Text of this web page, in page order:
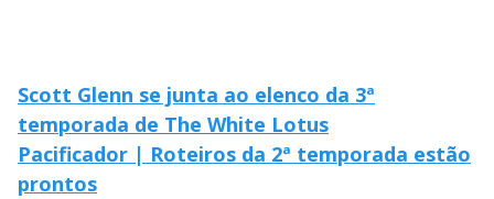
Scott Glenn se junta ao elenco da 3ª
temporada de The White Lotus
Pacificador | Roteiros da 2ª temporada estão
prontos